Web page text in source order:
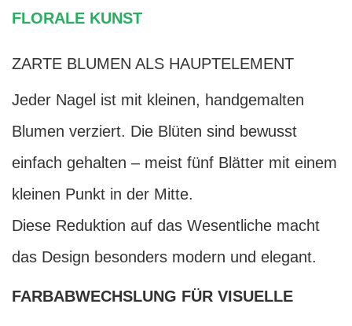
FLORALE KUNST
ZARTE BLUMEN ALS HAUPTELEMENT
Jeder Nagel ist mit kleinen, handgemalten
Blumen verziert. Die Blüten sind bewusst
einfach gehalten – meist fünf Blätter mit einem
kleinen Punkt in der Mitte.
Diese Reduktion auf das Wesentliche macht
das Design besonders modern und elegant.
FARBABWECHSLUNG FÜR VISUELLE